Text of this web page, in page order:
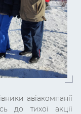
авіакомпанії
до тихої акції